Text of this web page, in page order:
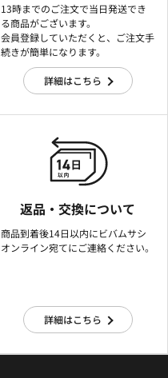
13時までのご注文で当日発送でき
る商品がございます。
会員登録していただくと、ご注文手
続きが簡単になります。
詳細はこちら
返品・交換について
商品到着後14日以内にビバムサシ
オンライン宛てにご連絡ください。
詳細はこちら